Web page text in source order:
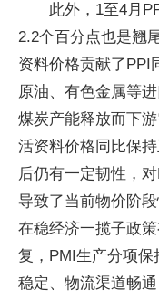
此外，1至4月
2.2个百分点也是翘
资料价格贡献了PPI
原油、有色金属等
煤炭产能释放而下
活资料价格同比保
后仍有一定韧性，
导致了当前物价阶
在稳经济一揽子政
复，PMI生产分项
稳定、物流渠道畅